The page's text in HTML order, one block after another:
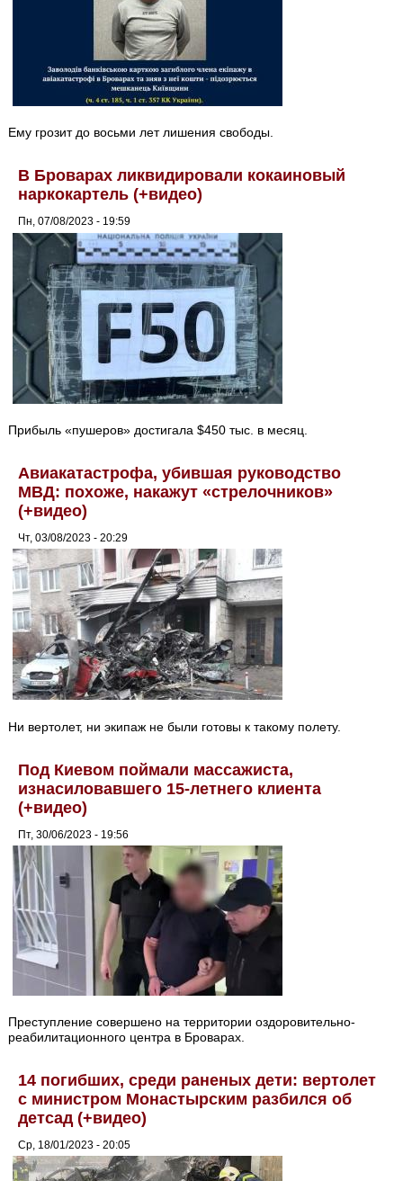
Ему грозит до восьми лет лишения свободы.
В Броварах ликвидировали кокаиновый
наркокартель (+видео)
Пн, 07/08/2023 - 19:59
Прибыль «пушеров» достигала $450 тыс. в месяц.
Авиакатастрофа, убившая руководство
МВД: похоже, накажут «стрелочников»
(+видео)
Чт, 03/08/2023 - 20:29
Ни вертолет, ни экипаж не были готовы к такому полету.
Под Киевом поймали массажиста,
изнасиловавшего 15-летнего клиента
(+видео)
Пт, 30/06/2023 - 19:56
Преступление совершено на территории оздоровительно-
реабилитационного центра в Броварах.
14 погибших, среди раненых дети: вертолет
с министром Монастырским разбился об
детсад (+видео)
Ср, 18/01/2023 - 20:05